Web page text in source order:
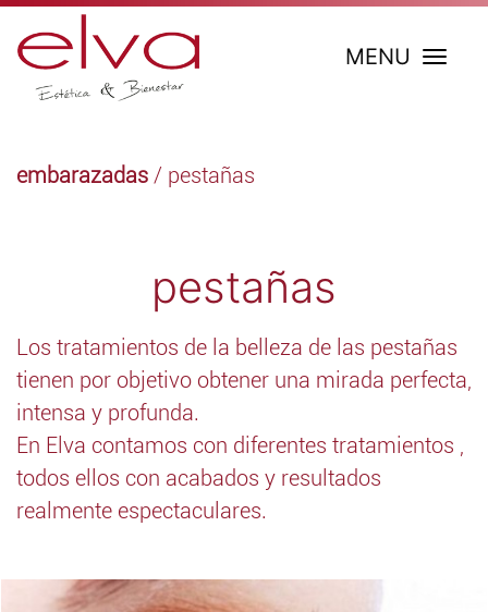
MENU
embarazadas / pestañas
pestañas
Los tratamientos de la belleza de las pestañas
tienen por objetivo obtener una mirada perfecta,
intensa y profunda.
En Elva contamos con diferentes tratamientos ,
todos ellos con acabados y resultados
realmente espectaculares.